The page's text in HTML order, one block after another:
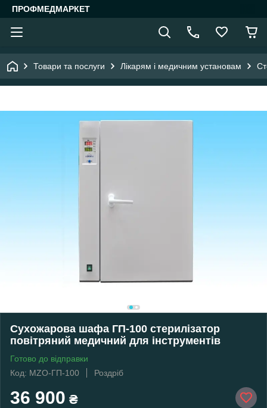
ПРОФМЕДМАРКЕТ
Товари та послуги Лікарям і медичним установам
Сухожарова шафа ГП-100 стерилізатор
повітряний медичний для інструментів
Готово до відправки
Код: MZO-ГП-100
Роздріб
36 900 ₴